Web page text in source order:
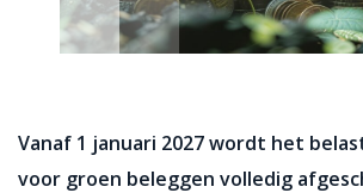
Vanaf 1 januari 2027 wordt het
voor groen beleggen volledig